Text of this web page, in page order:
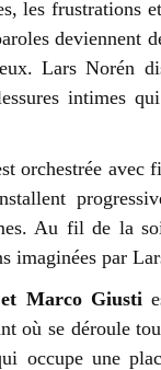
les frustrations
deviennent
Lars Norén
intimes
orchestrée avec
Au fil de la
imaginées par
Marco Giusti
où se déroule
occupe une